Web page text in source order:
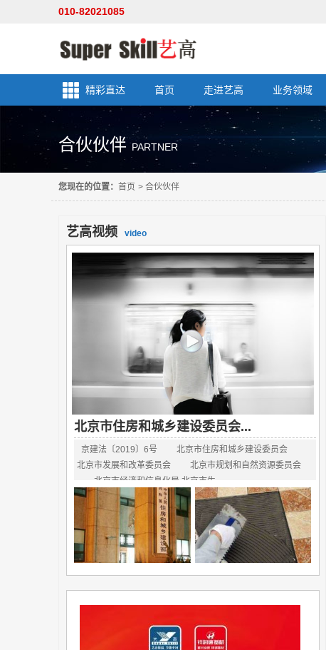
010-82021085
精彩直达 首页 走进艺高 业务领域
合伙伙伴PARTNER
您现在的位置： 首页 > 合伙伙伴
艺高视频 video
北京市住房和城乡建设委员会...
京建法〔2019〕6号 北京市住房和城乡建设委员会
北京市发展和改革委员会 北京市规划和自然资源委员会
北京市经济和信息化局 北京市生...
北京通报25家保温相关建... 瓷砖铺贴中疑难杂症解析